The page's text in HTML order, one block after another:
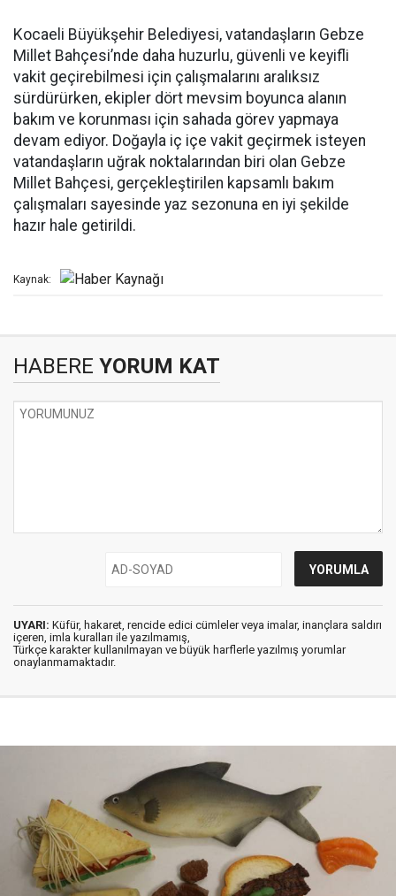
Kocaeli Büyükşehir Belediyesi, vatandaşların Gebze
Millet Bahçesi’nde daha huzurlu, güvenli ve keyifli
vakit geçirebilmesi için çalışmalarını aralıksız
sürdürürken, ekipler dört mevsim boyunca alanın
bakım ve korunması için sahada görev yapmaya
devam ediyor. Doğayla iç içe vakit geçirmek isteyen
vatandaşların uğrak noktalarından biri olan Gebze
Millet Bahçesi, gerçekleştirilen kapsamlı bakım
çalışmaları sayesinde yaz sezonuna en iyi şekilde
hazır hale getirildi.
Kaynak:
HABERE YORUM KAT
UYARI: Küfür, hakaret, rencide edici cümleler veya imalar, inançlara saldırı
içeren, imla kuralları ile yazılmamış,
Türkçe karakter kullanılmayan ve büyük harflerle yazılmış yorumlar
onaylanmamaktadır.